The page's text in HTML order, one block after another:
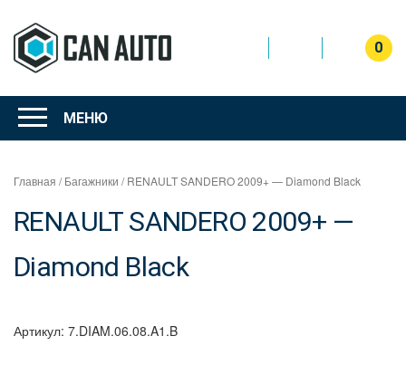
содержимому
Интернет
магазин
"Can Auto"
0
МЕНЮ
Главная /Багажники / RENAULT SANDERO 2009+ — Diamond Black
RENAULT SANDERO 2009+ —
Diamond Black
Артикул: 7.DIAM.06.08.A1.B